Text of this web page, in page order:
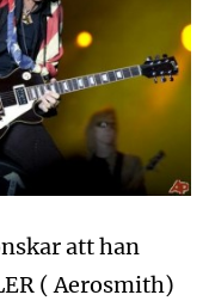
att han
( Aerosmith)